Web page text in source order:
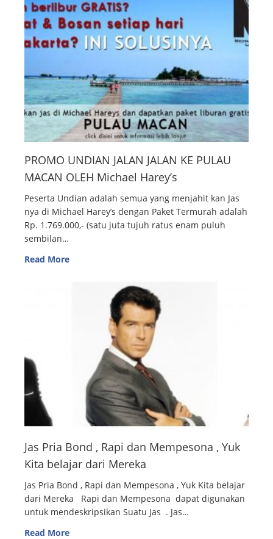
PROMO UNDIAN JALAN JALAN KE PULAU
MACAN OLEH Michael Harey’s
Peserta Undian adalah semua yang menjahit kan Jas
nya di Michael Harey’s dengan Paket Termurah adalah
Rp. 1.769.000,- (satu juta tujuh ratus enam puluh
sembilan…
Read More
Jas Pria Bond , Rapi dan Mempesona , Yuk
Kita belajar dari Mereka
Jas Pria Bond , Rapi dan Mempesona , Yuk Kita belajar
dari Mereka Rapi dan Mempesona dapat digunakan
untuk mendeskripsikan Suatu Jas . Jas…
Read More